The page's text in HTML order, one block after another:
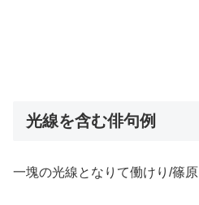
光線を含む俳句例
一塊の光線となりて働けり/篠原